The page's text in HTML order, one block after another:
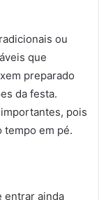
ou
que
preparado
da festa.
pois
tempo em pé.
entrar ainda